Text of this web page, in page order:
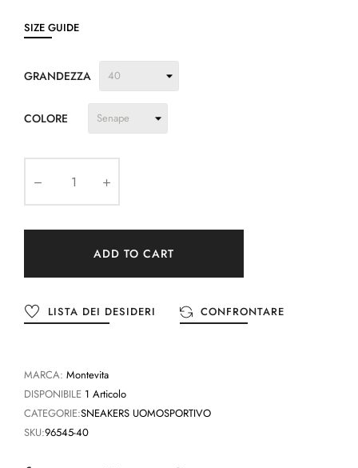
SIZE GUIDE
GRANDEZZA
COLORE
ADD TO CART
LISTA DEI DESIDERI CONFRONTARE
MARCA: Montevita
DISPONIBILE 1 Articolo
CATEGORIE:SNEAKERS UOMOSPORTIVO
SKU:96545-40